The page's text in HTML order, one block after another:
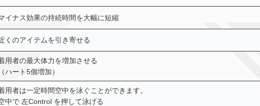
イナス効果の持続時間を大幅に短縮
くのアイテムを引き寄せる
用者の最大体力を増加させる
（ハート5個増加）
用者は一定時間空中を泳ぐことができます。
中で 左Control を押して泳げる